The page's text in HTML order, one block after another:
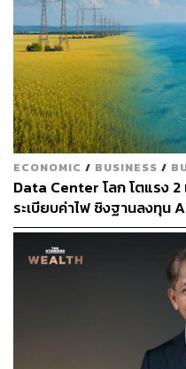
THE
กองบรร
ECONOMIC / BUSINESS /
Data Center โลก โตแรง 2
ระเบียบค่าไฟ ชิงฐานลงทุน